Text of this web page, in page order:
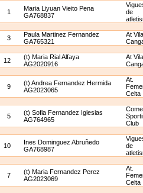
1
Maria Liyuan Vieito Pena
GA768837
de
3
Paula Martinez Fernandez
GA765321
At
12
(t) Maria Rial Alfaya
AG2020916
At
9
(t) Andrea Fernandez Hermida
AG2023065
At.
Celta
5
(t) Sofia Fernandez Iglesias
AG764965
Club
10
Ines Dominguez Abruñedo
GA768987
de
7
(t) Maria Fernandez Perez
AG2023069
At.
Celta